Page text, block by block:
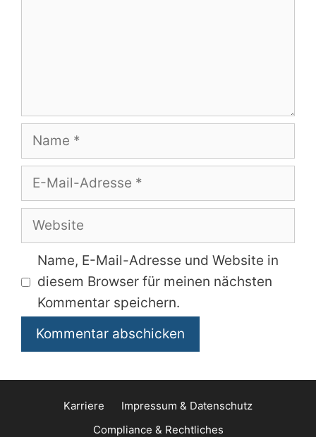
Name
E-
Mail-
Adresse
Website
Name, E-Mail-Adresse und Website in
diesem Browser für meinen nächsten
Kommentar speichern.
Karriere
Impressum & Datenschutz
Compliance & Rechtliches